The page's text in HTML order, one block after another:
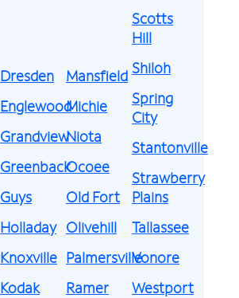
Dresden
Englewood
Grandview
Greenback
Guys
Holladay
Knoxville
Kodak
Mansfield
Michie
Niota
Ocoee
Old Fort
Olivehill
Palmersville
Ramer
Scotts
Hill
Shiloh
Spring
City
Stantonville
Strawberry
Plains
Tallassee
Vonore
Westport